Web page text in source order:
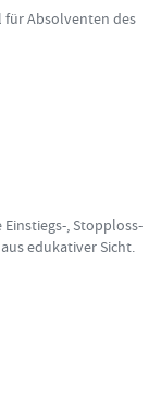
für Absolventen des
, Stopploss-
edukativer Sicht.